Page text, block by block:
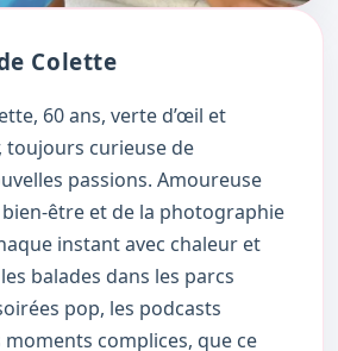
Colette
60 ans, verte d’œil et
toujours curieuse de
passions. Amoureuse
bien-être et de la photographie
instant avec chaleur et
balades dans les parcs
pop, les podcasts
complices, que ce